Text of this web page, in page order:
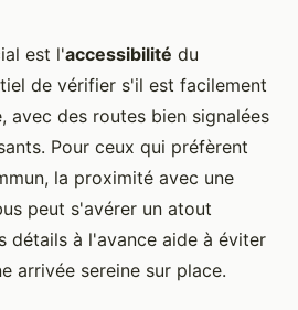
est l'accessibilité du
de vérifier s'il est facilement
avec des routes bien signalées
Pour ceux qui préfèrent
la proximité avec une
peut s'avérer un atout
détails à l'avance aide à éviter
arrivée sereine sur place.